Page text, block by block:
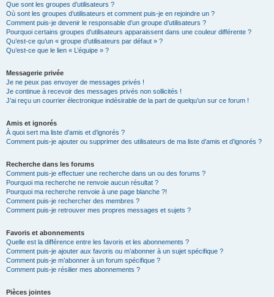
Que sont les groupes d’utilisateurs ?
Où sont les groupes d’utilisateurs et comment puis-je en rejoindre un ?
Comment puis-je devenir le responsable d’un groupe d’utilisateurs ?
Pourquoi certains groupes d’utilisateurs apparaissent dans une couleur différente ?
Qu’est-ce qu’un « groupe d’utilisateurs par défaut » ?
Qu’est-ce que le lien « L’équipe » ?
Messagerie privée
Je ne peux pas envoyer de messages privés !
Je continue à recevoir des messages privés non sollicités !
J’ai reçu un courrier électronique indésirable de la part de quelqu’un sur ce forum !
Amis et ignorés
À quoi sert ma liste d’amis et d’ignorés ?
Comment puis-je ajouter ou supprimer des utilisateurs de ma liste d’amis et d’ignorés ?
Recherche dans les forums
Comment puis-je effectuer une recherche dans un ou des forums ?
Pourquoi ma recherche ne renvoie aucun résultat ?
Pourquoi ma recherche renvoie à une page blanche ?!
Comment puis-je rechercher des membres ?
Comment puis-je retrouver mes propres messages et sujets ?
Favoris et abonnements
Quelle est la différence entre les favoris et les abonnements ?
Comment puis-je ajouter aux favoris ou m’abonner à un sujet spécifique ?
Comment puis-je m’abonner à un forum spécifique ?
Comment puis-je résilier mes abonnements ?
Pièces jointes